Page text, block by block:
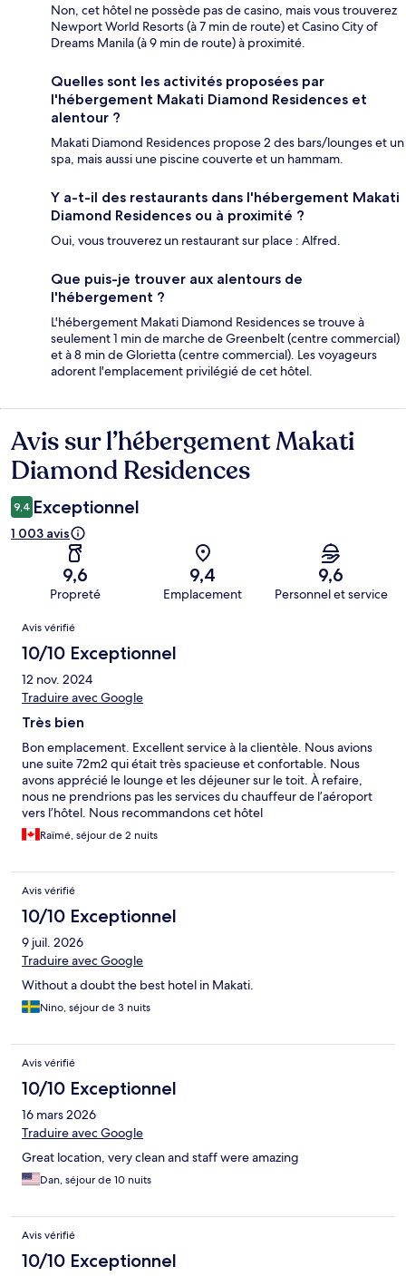
Non, cet hôtel ne possède pas de casino, mais vous trouverez
Newport World Resorts (à 7 min de route) et Casino City of
Dreams Manila (à 9 min de route) à proximité.
Quelles sont les activités proposées par
l'hébergement Makati Diamond Residences et
alentour ?
Makati Diamond Residences propose 2 des bars/lounges et un
spa, mais aussi une piscine couverte et un hammam.
Y a-t-il des restaurants dans l'hébergement Makati
Diamond Residences ou à proximité ?
Oui, vous trouverez un restaurant sur place : Alfred.
Que puis-je trouver aux alentours de
l'hébergement ?
L'hébergement Makati Diamond Residences se trouve à
seulement 1 min de marche de Greenbelt (centre commercial)
et à 8 min de Glorietta (centre commercial). Les voyageurs
adorent l'emplacement privilégié de cet hôtel.
Avis
Avis sur l’hébergement Makati
Diamond Residences
9,4 Exceptionnel
1 003 avis
9,6
Propreté
9,4
Emplacement
9,6
Personnel et service
Avis
Avis vérifié
10/10 Exceptionnel
12 nov. 2024
Traduire avec Google
Très bien
Bon emplacement. Excellent service à la clientèle. Nous avions
une suite 72m2 qui était très spacieuse et confortable. Nous
avons apprécié le lounge et les déjeuner sur le toit. À refaire,
nous ne prendrions pas les services du chauffeur de l’aéroport
vers l’hôtel. Nous recommandons cet hôtel
Raïmé, séjour de 2 nuits
Avis vérifié
10/10 Exceptionnel
9 juil. 2026
Traduire avec Google
Without a doubt the best hotel in Makati.
Nino, séjour de 3 nuits
Avis vérifié
10/10 Exceptionnel
16 mars 2026
Traduire avec Google
Great location, very clean and staff were amazing
Dan, séjour de 10 nuits
Avis vérifié
10/10 Exceptionnel